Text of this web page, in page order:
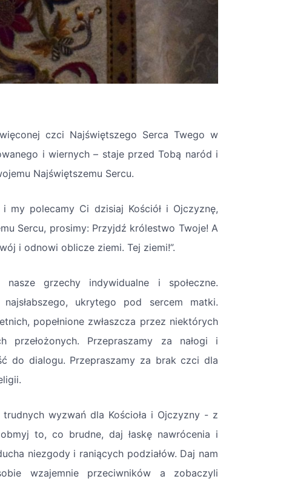
czci Najświętszego Serca Twego w
i wiernych – staje przed Tobą naród i
Najświętszemu Sercu.
my polecamy Ci dzisiaj Kościół i Ojczyznę,
Sercu, prosimy: Przyjdź królestwo Twoje! A
i odnowi oblicze ziemi. Tej ziemi!”.
grzechy indywidualne i społeczne.
ukrytego pod sercem matki.
popełnione zwłaszcza przez niektórych
Przepraszamy za nałogi i
do dialogu. Przepraszamy za brak czci dla
wyzwań dla Kościoła i Ojczyzny - z
to, co brudne, daj łaskę nawrócenia i
niezgody i raniących podziałów. Daj nam
wzajemnie przeciwników a zobaczyli